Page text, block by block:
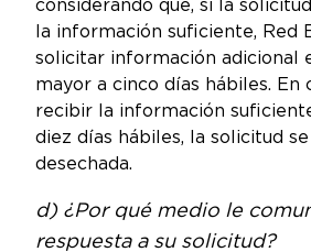
considerando que, si la
la información suficiente, Red
solicitar información adicional
mayor a cinco días hábiles. En
recibir la información
diez días hábiles, la solicitud
desechada.
d) ¿Por qué medio le
respuesta a su solicitud?